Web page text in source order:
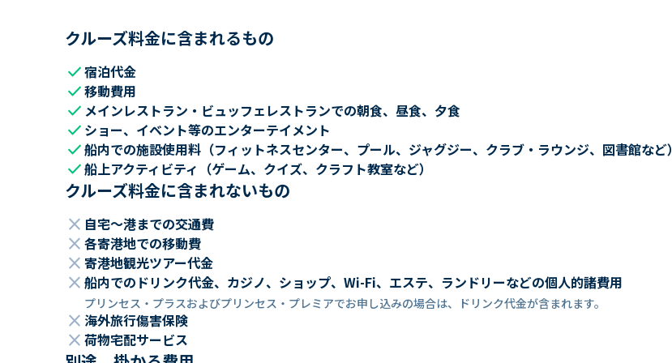
クルーズ料金に含まれるもの
check宿泊代金
check移動費用
check メインレストラン・ビュッフェレストランでの朝食、昼食、夕食
check ショー、イベント等のエンターテイメント
check船内での施設使用料（フィットネスセンター、プール、ジャグジー、クラブ・ラウンジ、図書館など）
check船上アクティビティ（ゲーム、クイズ、クラフト教室など）
クルーズ料金に含まれないもの
close 自宅～港までの交通費
close 各寄港地での移動費
close 寄港地観光ツアー代金
close 船内でのドリンク代金、カジノ、ショップ、Wi-Fi、エステ、ランドリーなどの個人的諸費用
プリンセス・プラスおよびプリンセス・プレミアでお申し込みの場合は、ドリンク代金が含まれます。
close 海外旅行傷害保険
close 荷物宅配サービス